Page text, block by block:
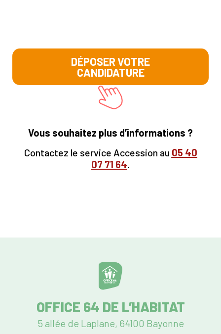
DÉPOSER VOTRE
CANDIDATURE
Vous souhaitez plus d’informations ?
Contactez le service Accession au 05 40
07 71 64.
OFFICE 64 DE L’HABITAT
5 allée de Laplane, 64100 Bayonne